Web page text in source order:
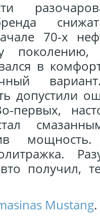
70-х
в
допустили
первых,
получил,
Mustang.